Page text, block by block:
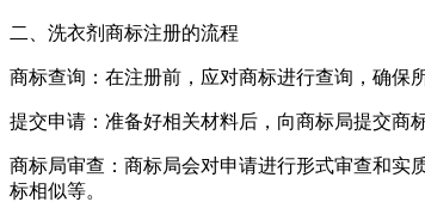
二、洗衣剂商标注册的流程
商标查询：在注册前，应对商标进行查询，确保
提交申请：准备好相关材料后，向商标局提交商
商标局审查：商标局会对申请进行形式审查和实
标相似等。